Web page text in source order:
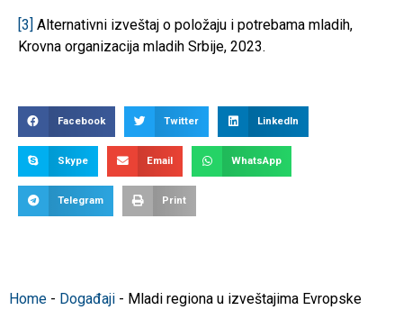
[3] Alternativni izveštaj o položaju i potrebama mladih,
Krovna organizacija mladih Srbije, 2023.
Facebook Twitter LinkedIn
Skype Email WhatsApp
Telegram Print
Home - Događaji - Mladi regiona u izveštajima Evropske